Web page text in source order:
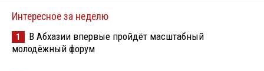
Интересное за неделю
1
В Абхазии впервые пройдёт масштабный
молодёжный форум